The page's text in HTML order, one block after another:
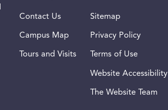
Contact Us
Campus Map
Tours and Visits
Sitemap
Privacy Policy
Terms of Use
Website Accessibility
The Website Team